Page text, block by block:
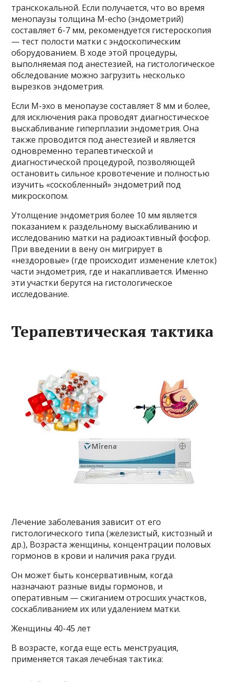
транскокальной. Если получается, что во время
менопаузы толщина M-echo (эндометрий)
составляет 6-7 мм, рекомендуется гистероскопия
— тест полости матки с эндоскопическим
оборудованием. В ходе этой процедуры,
выполняемая под анестезией, на гистологическое
обследование можно загрузить несколько
вырезков эндометрия.
Если М-эхо в менопаузе составляет 8 мм и более,
для исключения рака проводят диагностическое
выскабливание гиперплазии эндометрия. Она
также проводится под анестезией и является
одновременно терапевтической и
диагностической процедурой, позволяющей
остановить сильное кровотечение и полностью
изучить «соскобленный» эндометрий под
микроскопом.
Утолщение эндометрия более 10 мм является
показанием к раздельному выскабливанию и
исследованию матки на радиоактивный фосфор.
При введении в вену он мигрирует в
«нездоровые» (где происходит изменение клеток)
части эндометрия, где и накапливается. Именно
эти участки берутся на гистологическое
исследование.
Терапевтическая тактика
Лечение заболевания зависит от его
гистологического типа (железистый, кистозный и
др.), Возраста женщины, концентрации половых
гормонов в крови и наличия рака груди.
Он может быть консервативным, когда
назначают разные виды гормонов, и
оперативным — сжиганием отросших участков,
соскабливанием их или удалением матки.
Женщины 40-45 лет
В возрасте, когда еще есть менструация,
применяется такая лечебная тактика: